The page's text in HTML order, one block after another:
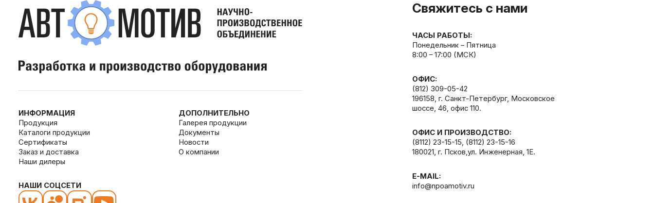
ИНФОРМАЦИЯ
Продукция
Каталоги продукции
Сертификаты
Заказ и доставка
Наши дилеры
ДОПОЛНИТЕЛЬНО
Галерея продукции
Документы
Новости
О компании
НАШИ СОЦСЕТИ
Свяжитесь с нами
ЧАСЫ РАБОТЫ:
Понедельник – Пятница
8:00 – 17:00 (МСК)
ОФИС:
(812) 309-05-42
196158, г. Санкт-Петербург, Московское
шоссе, 46, офис 110.
ОФИС И ПРОИЗВОДСТВО:
(8112) 23-15-15, (8112) 23-15-16
180021, г. Псков,ул. Инженерная, 1Е.
E-MAIL:
info@npoamotiv.ru